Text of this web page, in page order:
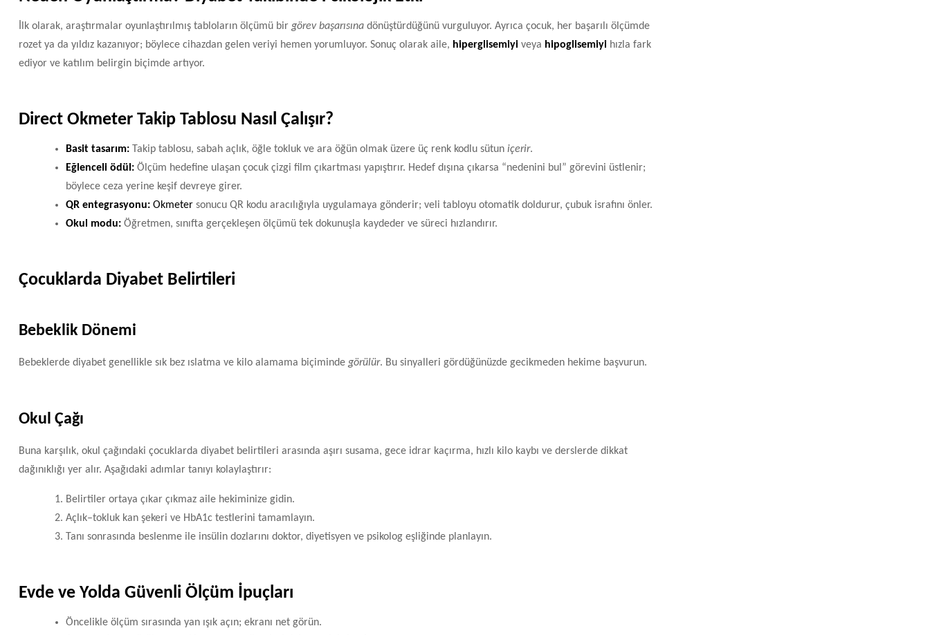
İlk olarak, araştırmalar oyunlaştırılmış tabloların ölçümü bir görev başarısına dönüştürdüğünü vurguluyor. Ayrıca çocuk, her başarılı ölçümde
rozet ya da yıldız kazanıyor; böylece cihazdan gelen veriyi hemen yorumluyor. Sonuç olarak aile, hiperglisemiyi veya hipoglisemiyi hızla fark
ediyor ve katılım belirgin biçimde artıyor.
Direct Okmeter Takip Tablosu Nasıl Çalışır?
Basit tasarım: Takip tablosu, sabah açlık, öğle tokluk ve ara öğün olmak üzere üç renk kodlu sütun içerir.
Eğlenceli ödül: Ölçüm hedefine ulaşan çocuk çizgi film çıkartması yapıştırır. Hedef dışına çıkarsa “nedenini bul” görevini üstlenir;
böylece ceza yerine keşif devreye girer.
QR entegrasyonu: Okmeter sonucu QR kodu aracılığıyla uygulamaya gönderir; veli tabloyu otomatik doldurur, çubuk israfını önler.
Okul modu: Öğretmen, sınıfta gerçekleşen ölçümü tek dokunuşla kaydeder ve süreci hızlandırır.
Çocuklarda Diyabet Belirtileri
Bebeklik Dönemi
Bebeklerde diyabet genellikle sık bez ıslatma ve kilo alamama biçiminde görülür. Bu sinyalleri gördüğünüzde gecikmeden hekime başvurun.
Okul Çağı
Buna karşılık, okul çağındaki çocuklarda diyabet belirtileri arasında aşırı susama, gece idrar kaçırma, hızlı kilo kaybı ve derslerde dikkat
dağınıklığı yer alır. Aşağıdaki adımlar tanıyı kolaylaştırır:
Belirtiler ortaya çıkar çıkmaz aile hekiminize gidin.
Açlık–tokluk kan şekeri ve HbA1c testlerini tamamlayın.
Tanı sonrasında beslenme ile insülin dozlarını doktor, diyetisyen ve psikolog eşliğinde planlayın.
Evde ve Yolda Güvenli Ölçüm İpuçları
Öncelikle ölçüm sırasında yan ışık açın; ekranı net görün.